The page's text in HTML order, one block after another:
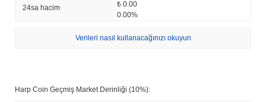
24sa hacim
₺ 0.00
0.00%
Verileri nasıl kullanacağınızı okuyun
Harp Coin Geçmiş Market Derinliği (10%):